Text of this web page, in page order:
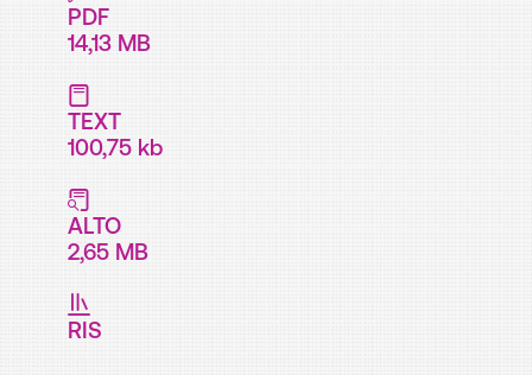
PDF
14,13 MB
TEXT
100,75 kb
ALTO
2,65 MB
RIS